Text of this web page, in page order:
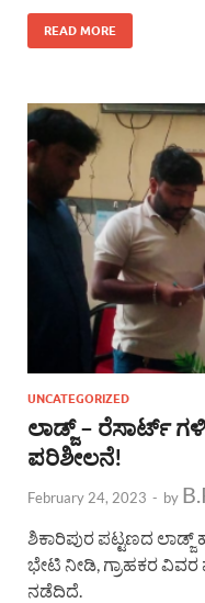
READ MORE
UNCATEGORIZED
ಲಾಡ್ಜ್ – ರೆಸಾರ್ಟ್
ಪರಿಶೀಲನೆ!
February 24, 2023 - by
ಶಿಕಾರಿಪುರ ಪಟ್ಟಣದ
ಭೇಟಿ ನೀಡಿ, ಗ್ರಾಹಕರ
ನಡೆದಿದೆ.